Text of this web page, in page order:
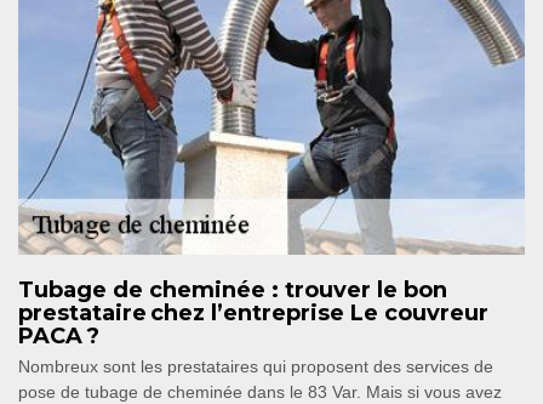
Tubage de cheminée : trouver le bon
prestataire chez l’entreprise Le couvreur
PACA ?
Nombreux sont les prestataires qui proposent des services de
pose de tubage de cheminée dans le 83 Var. Mais si vous avez